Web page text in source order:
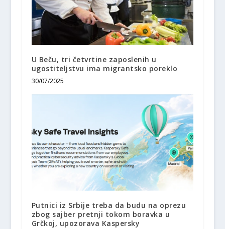
U Beču, tri četvrtine zaposlenih u
ugostiteljstvu ima migrantsko poreklo
30/07/2025
Putnici iz Srbije treba da budu na oprezu
zbog sajber pretnji tokom boravka u
Grčkoj, upozorava Kaspersky